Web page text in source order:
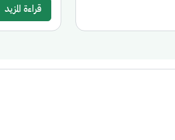
قراءة المزيد